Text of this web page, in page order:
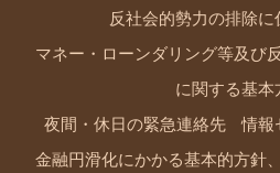
反社会的勢力の排除に
マネー・ローンダリング等及び
に関する基本
夜間・休日の緊急連絡先 情報
金融円滑化にかかる基本的方針